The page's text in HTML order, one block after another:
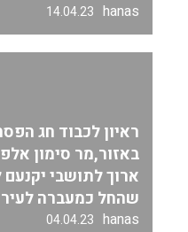
hanas
14.04.23
ראיון לכבוד חג
באזור,מר סימון
ארוך לתושבי
שהחל כמעברה
hanas
04.04.23